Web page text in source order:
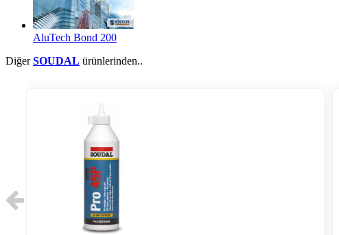
AluTech Bond 200
DiğerSOUDAL ürünlerinden..